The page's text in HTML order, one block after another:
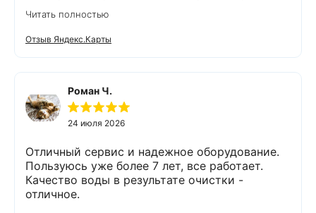
выполнено (всё чётко без шума и пыли),
приятно работать с грамотными,
обязательными людьми. Спасибо
Читать полностью
Отзыв Яндекс.Карты
Роман Ч.
24 июля 2026
Отличный сервис и надежное оборудование.
Пользуюсь уже более 7 лет, все работает.
Качество воды в результате очистки -
отличное.